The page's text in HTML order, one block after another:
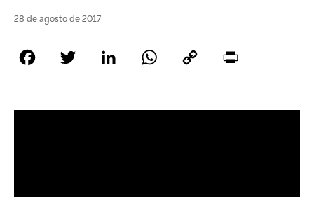
28 de agosto de 2017
Facebook Twitter LinkedIn WhatsAppCopy